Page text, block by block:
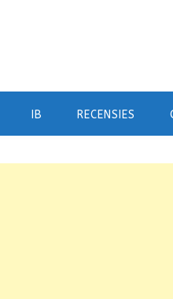
IB RECENSIES